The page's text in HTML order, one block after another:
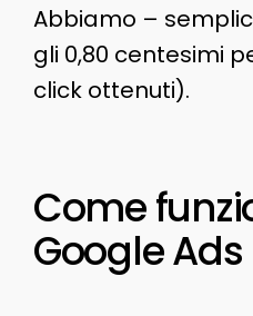
Abbiamo –
gli 0,80 centesimi
click ottenuti).
Come
Google Ads